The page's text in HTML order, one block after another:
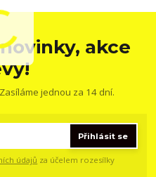
akce
jednou za 14 dní.
Přihlásit se
údajů za účelem rozesílky